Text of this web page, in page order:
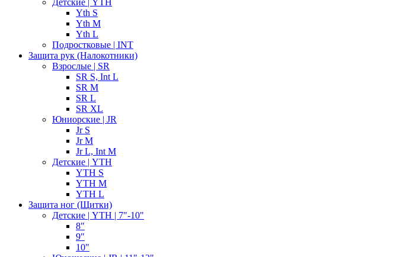
Детские | YTH
Yth S
Yth M
Yth L
Подростковые | INT
Защита рук (Налокотники)
Взрослые | SR
SR S, Int L
SR M
SR L
SR XL
Юниорские | JR
Jr S
Jr M
Jr L, Int M
Детские | YTH
YTH S
YTH M
YTH L
Защита ног (Щитки)
Детские | YTH | 7"-10"
8"
9"
10"